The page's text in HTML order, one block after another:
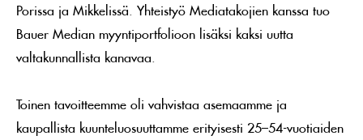
Porissa ja Mikkelissä. Yhteistyö Mediatakojien kanssa tuo
Bauer Median myyntiportfolioon lisäksi kaksi uutta
valtakunnallista kanavaa.
Toinen tavoitteemme oli vahvistaa asemaamme ja
kaupallista kuunteluosuuttamme erityisesti 25–54-vuotiaiden